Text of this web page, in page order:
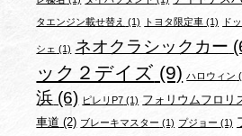
タエンジン載せ替え (1) トヨタ限定車 (1) ド
シェ (1) ネオクラシックカー
ック２デイズ (9) ハロウィン
浜 (6) ピレリP7 (1) フォリウムフロリ
車道 (2) ブレーキマスター (1) プジョー (1)